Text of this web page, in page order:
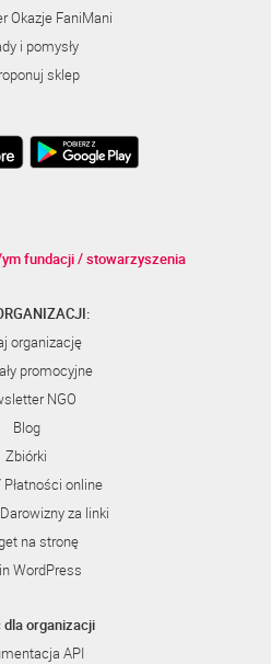
Okazje FaniMani
i pomysły
sklep
fundacji / stowarzyszenia
organizację
promocyjne
NGO
Blog
Zbiórki
Płatności online
za linki
na stronę
WordPress
dla organizacji
API